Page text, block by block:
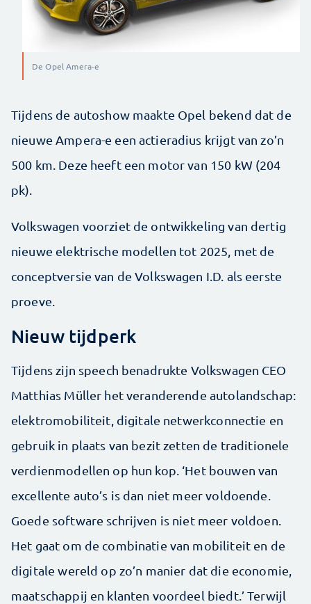
De Opel Amera-e
Tijdens de autoshow maakte Opel bekend dat de
nieuwe Ampera-e een actieradius krijgt van zo’n
500 km. Deze heeft een motor van 150 kW (204
pk).
Volkswagen voorziet de ontwikkeling van dertig
nieuwe elektrische modellen tot 2025, met de
conceptversie van de Volkswagen I.D. als eerste
proeve.
Nieuw tijdperk
Tijdens zijn speech benadrukte Volkswagen CEO
Matthias Müller het veranderende autolandschap:
elektromobiliteit, digitale netwerkconnectie en
gebruik in plaats van bezit zetten de traditionele
verdienmodellen op hun kop. ‘Het bouwen van
excellente auto’s is dan niet meer voldoende.
Goede software schrijven is niet meer voldoen.
Het gaat om de combinatie van mobiliteit en de
digitale wereld op zo’n manier dat die economie,
maatschappij en klanten voordeel biedt.’ Terwijl